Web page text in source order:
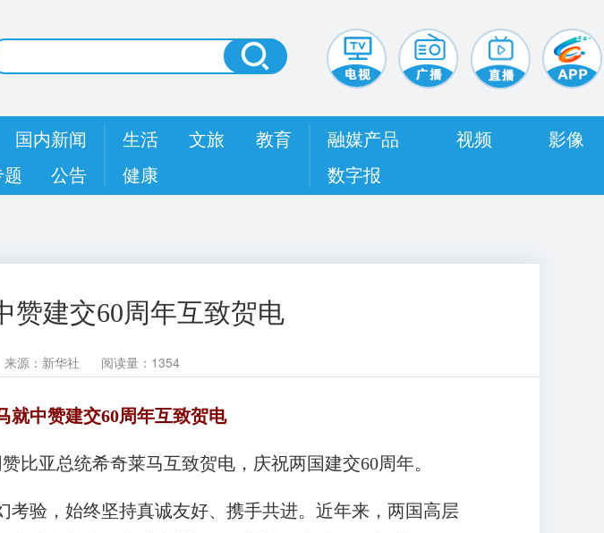
国内新闻
公告
生活 文旅
教育
健康
融媒产品 视频
影像
数字报
赞建交60周年互致贺电
来源：新华社 阅读量：1354
就中赞建交60周年互致贺电
比亚总统希奇莱马互致贺电，庆祝两国建交60周年。
验，始终坚持真诚友好、携手共进。近年来，两国高层